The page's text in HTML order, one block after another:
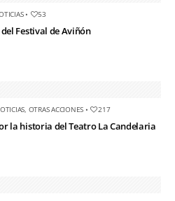
• 53
Festival de Aviñón
OTRAS ACCIONES • 217
la historia del Teatro La Candelaria